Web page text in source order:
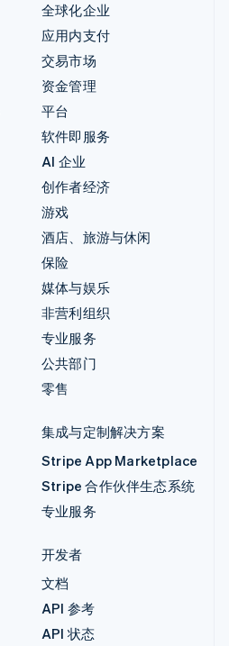
全球化企业
应用内支付
交易市场
资金管理
平台
软件即服务
AI 企业
创作者经济
游戏
酒店、旅游与休闲
保险
媒体与娱乐
非营利组织
专业服务
公共部门
零售
集成与定制解决方案
Stripe App Marketplace
Stripe 合作伙伴生态系统
专业服务
开发者
文档
API 参考
API 状态